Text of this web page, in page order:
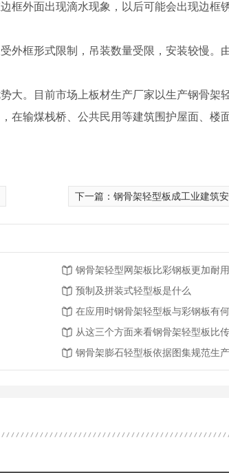
框外面出现滴水现象，以后可能会出现边框
外框形式限制，吊装数量受限，安装较慢。
大。目前市场上板材生产厂家以生产钢骨架
在输煤栈桥、公共民用等建筑围护屋面、楼
下一篇： 钢骨架轻型板成工业建筑
钢骨架轻型网架板比彩钢板更加耐用
预制及拼装式轻型板是什么
在应用时钢骨架轻型板与彩钢板有
钢骨架膨石轻型板依据图集规范生产